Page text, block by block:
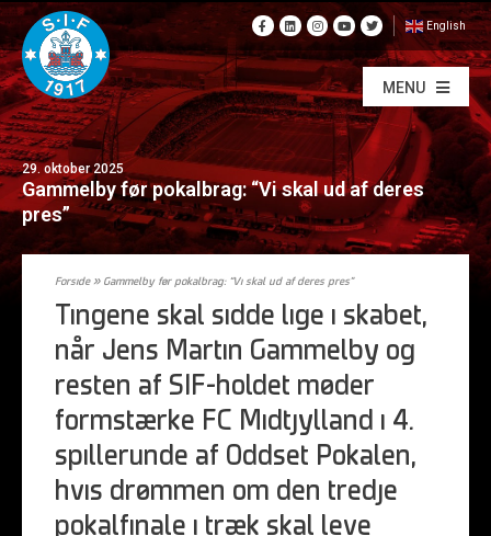
English
MENU
29. oktober 2025
Gammelby før pokalbrag: “Vi skal ud af deres
pres”
Forside» Gammelby før pokalbrag: “Vi skal ud af deres pres”
Tingene skal sidde lige i skabet,
når Jens Martin Gammelby og
resten af SIF-holdet møder
formstærke FC Midtjylland i 4.
spillerunde af Oddset Pokalen,
hvis drømmen om den tredje
pokalfinale i træk skal leve